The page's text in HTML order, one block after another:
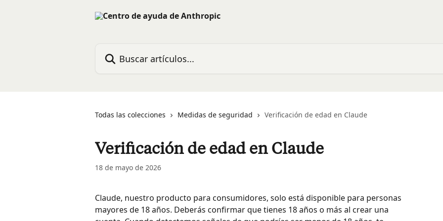
Todas las colecciones Medidas de seguridad Verificación de edad en Claude
Verificación de edad en Claude
18 de mayo de 2026
Claude, nuestro producto para consumidores, solo está disponible para personas
mayores de 18 años. Deberás confirmar que tienes 18 años o más al crear una